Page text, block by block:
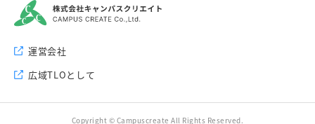
運営会社
広域TLOとして
Copyright © Campuscreate All Rights Reserved.